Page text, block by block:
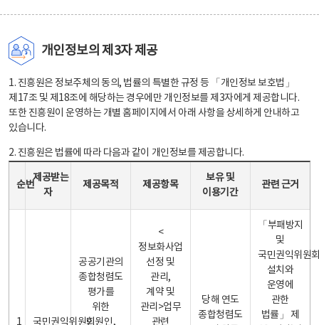
개인정보의 제3자 제공
1. 진흥원은 정보주체의 동의, 법률의 특별한 규정 등 「개인정보 보호법」
제17조 및 제18조에 해당하는 경우에만 개인정보를 제3자에게 제공합니다.
또한 진흥원이 운영하는 개별 홈페이지에서 아래 사항을 상세하게 안내하고
있습니다.
2. 진흥원은 법률에 따라 다음과 같이 개인정보를 제공합니다.
순번
제공받는
자
제공목적 제공항목
보유 및
이용기간
관련 근거
1 국민권익위원회
공공기관의
종합청렴도
평가를
위한
민원인,
<
정보화사업
선정 및
관리,
계약 및
관리>업무
관련
당해 연도
종합청렴도
「부패방지
및
국민권익위원
설치와
운영에
관한
법률」 제